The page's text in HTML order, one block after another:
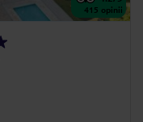
415 opinii